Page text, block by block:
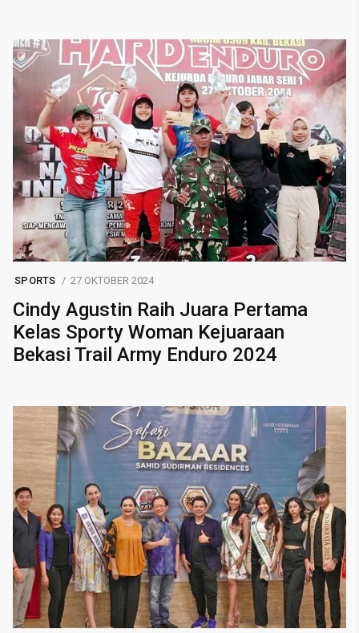
SPORTS 27 OKTOBER 2024
Cindy Agustin Raih Juara Pertama
Kelas Sporty Woman Kejuaraan
Bekasi Trail Army Enduro 2024